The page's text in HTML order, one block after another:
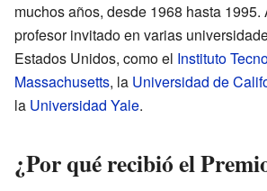
muchos años, desde 1968 hasta 1995.
profesor invitado en varias
Estados Unidos, como el Instituto
Massachusetts, la Universidad de
la Universidad Yale.
¿Por qué recibió el